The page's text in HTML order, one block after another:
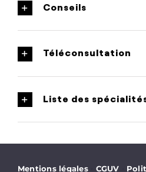
Conseils
Téléconsultation
Liste des
Mentions légales CGUV